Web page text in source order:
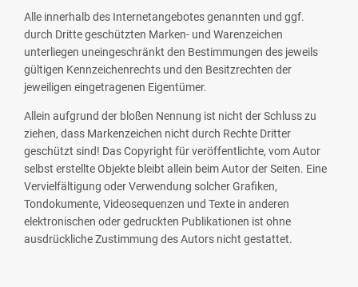
Alle innerhalb des Internetangebotes genannten und ggf.
durch Dritte geschützten Marken- und Warenzeichen
unterliegen uneingeschränkt den Bestimmungen des jeweils
gültigen Kennzeichenrechts und den Besitzrechten der
jeweiligen eingetragenen Eigentümer.
Allein aufgrund der bloßen Nennung ist nicht der Schluss zu
ziehen, dass Markenzeichen nicht durch Rechte Dritter
geschützt sind! Das Copyright für veröffentlichte, vom Autor
selbst erstellte Objekte bleibt allein beim Autor der Seiten. Eine
Vervielfältigung oder Verwendung solcher Grafiken,
Tondokumente, Videosequenzen und Texte in anderen
elektronischen oder gedruckten Publikationen ist ohne
ausdrückliche Zustimmung des Autors nicht gestattet.